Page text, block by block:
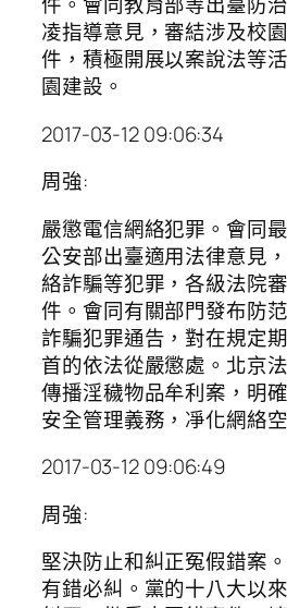
凌指導意見，審結涉及校
件，積極開展以案說法等
園建設。
2017-03-12 09:06:34
周強:
嚴懲電信網絡犯罪。會同
公安部出臺適用法律意見
絡詐騙等犯罪，各級法院
件。會同有關部門發布防
詐騙犯罪通告，對在規定
首的依法從嚴懲處。北京
傳播淫穢物品牟利案，明
安全管理義務，凈化網絡
2017-03-12 09:06:49
周強:
堅決防止和糾正冤假錯案
有錯必糾。黨的十八大以